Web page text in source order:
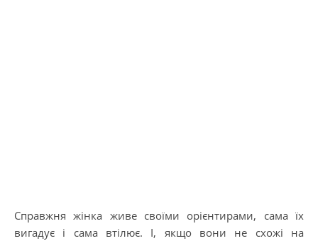
Справжня жінка живе своїми орієнтирами, сама їх
вигадує і сама втілює. І, якщо вони не схожі на